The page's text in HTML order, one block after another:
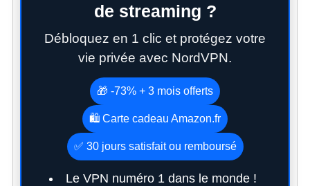
de streaming ?
Débloquez en 1 clic et protégez votre
vie privée avec NordVPN.
🎁 -73% + 3 mois offerts
🛍️ Carte cadeau Amazon.fr
✅ 30 jours satisfait ou remboursé
Le VPN numéro 1 dans le monde !